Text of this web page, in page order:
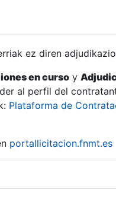
ez diren
en curso y
al perfil del
Plataforma de
portallicitacion.fnmt.es